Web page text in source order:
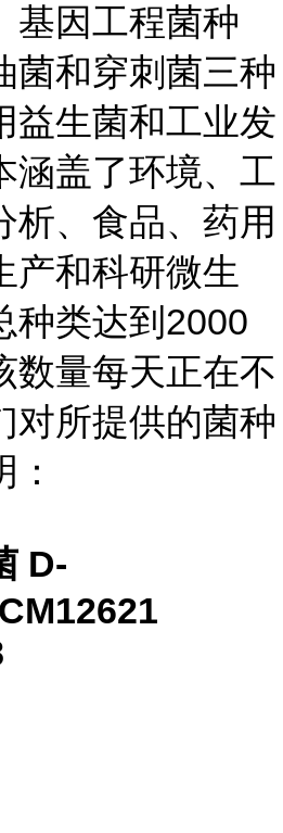
基因工程菌种
菌和穿刺菌三种
益生菌和工业发
涵盖了环境、工
析、食品、药用
产和科研微生
种类达到2000
数量每天正在不
对所提供的菌种
D-